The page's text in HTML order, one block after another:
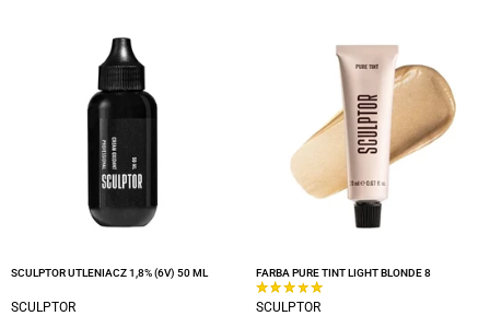
SCULPTOR UTLENIACZ 1,8% (6V) 50 ML
SCULPTOR
FARBA PURE TINT LIGHT BLONDE 8
SCULPTOR